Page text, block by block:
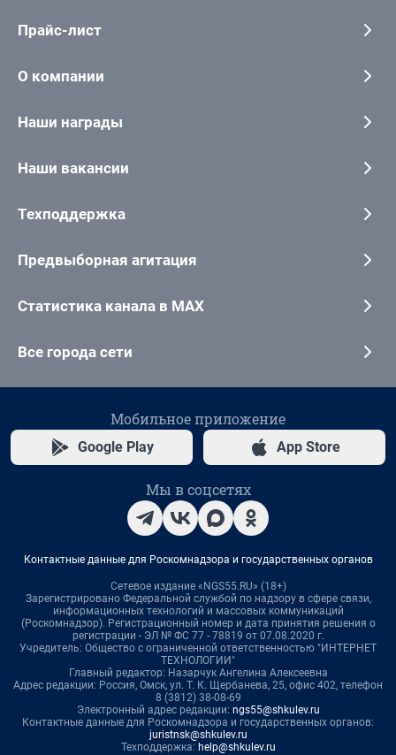
Прайс-лист
О компании
Наши награды
Наши вакансии
Техподдержка
Предвыборная агитация
Статистика канала в MAX
Все города сети
Мобильное приложение
Google Play App Store
Мы в соцсетях
Контактные данные для Роскомнадзора и государственных органов
Сетевое издание «NGS55.RU» (18+)
Зарегистрировано Федеральной службой по надзору в сфере связи,
информационных технологий и массовых коммуникаций
(Роскомнадзор). Регистрационный номер и дата принятия решения о
регистрации - ЭЛ № ФС 77 - 78819 от 07.08.2020 г.
Учредитель: Общество с ограниченной ответственностью "ИНТЕРНЕТ
ТЕХНОЛОГИИ"
Главный редактор: Назарчук Ангелина Алексеевна
Адрес редакции: Россия, Омск, ул. Т. К. Щербанева, 25, офис 402, телефон
8 (3812) 38-08-69
Электронный адрес редакции: ngs55@shkulev.ru
Контактные данные для Роскомнадзора и государственных органов:
juristnsk@shkulev.ru
Техподдержка: help@shkulev.ru